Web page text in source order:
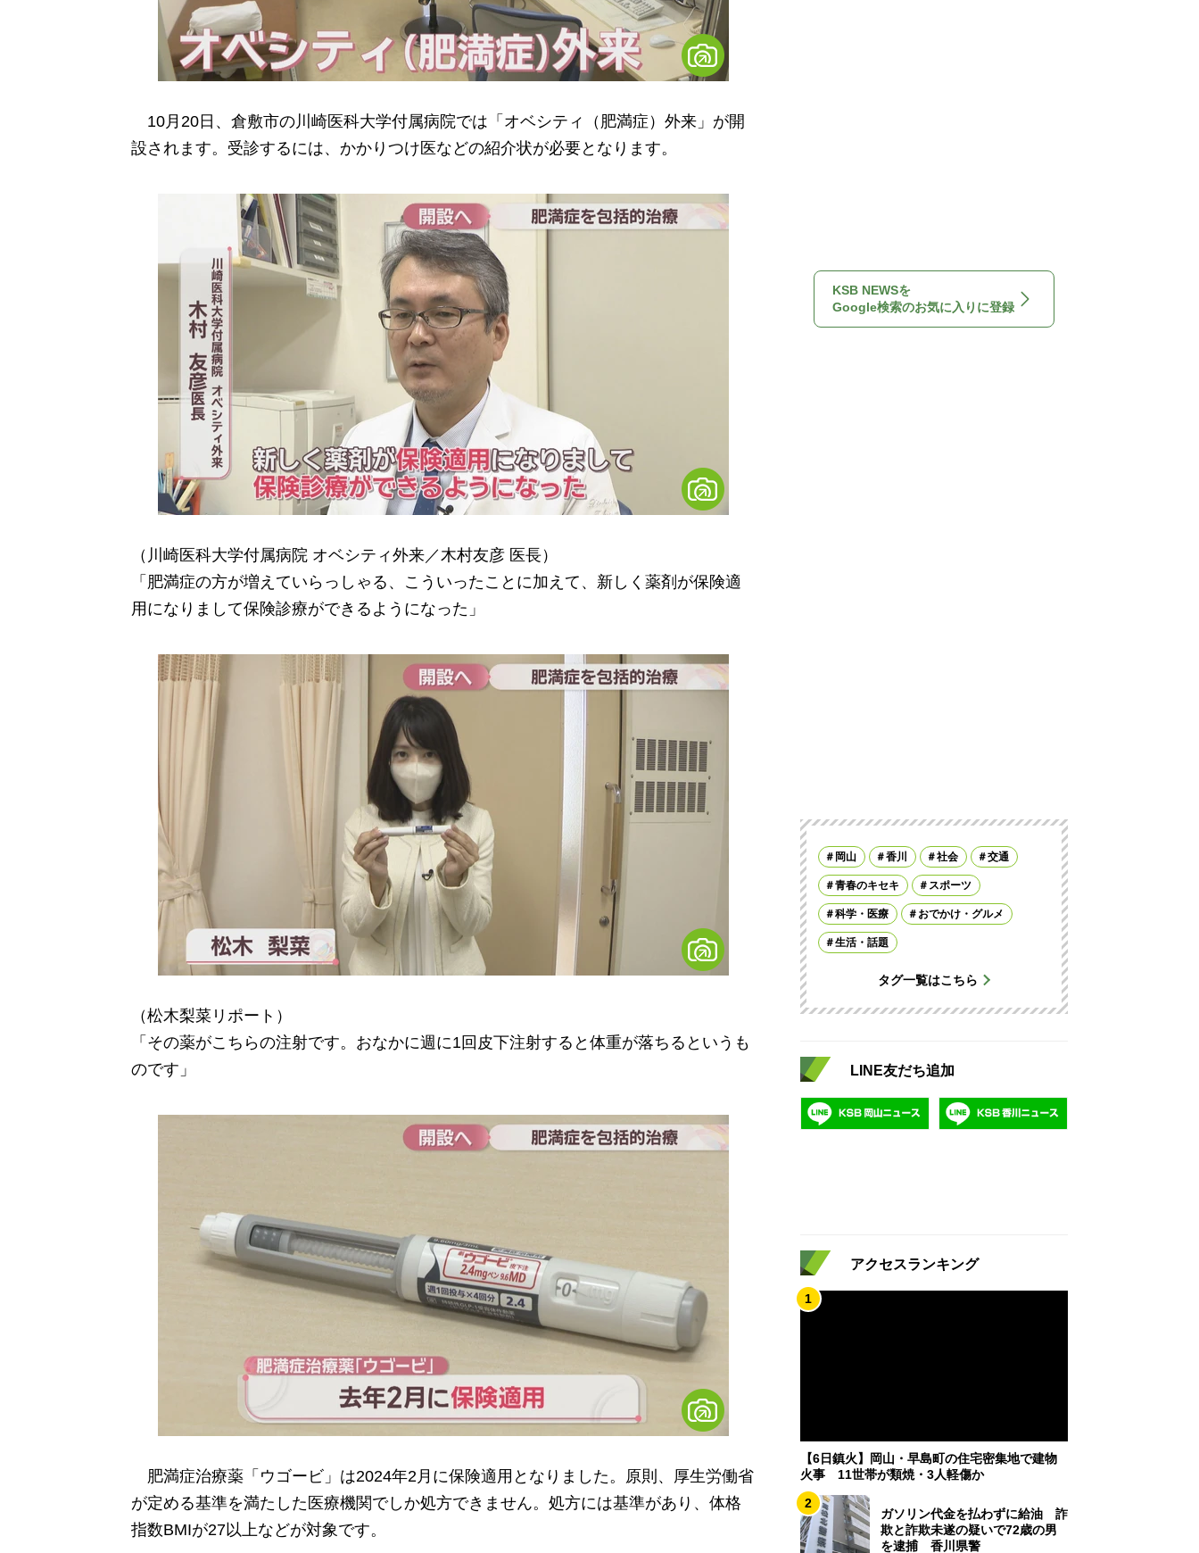
10月20日、倉敷市の川崎医科大学付属病院では「オベシティ（肥満症）外来」が開
設されます。受診するには、かかりつけ医などの紹介状が必要となります。
（川崎医科大学付属病院 オベシティ外来／木村友彦 医長）
「肥満症の方が増えていらっしゃる、こういったことに加えて、新しく薬剤が保険適
用になりまして保険診療ができるようになった」
（松木梨菜リポート）
「その薬がこちらの注射です。おなかに週に1回皮下注射すると体重が落ちるというも
のです」
肥満症治療薬「ウゴービ」は2024年2月に保険適用となりました。原則、厚生労働省
が定める基準を満たした医療機関でしか処方できません。処方には基準があり、体格
指数BMIが27以上などが対象です。
KSB NEWSを
Google検索のお気に入りに登録
岡山 香川 社会 交通
青春のキセキ スポーツ
科学・医療 おでかけ・グルメ
生活・話題
タグ一覧はこちら
LINE友だち追加
アクセスランキング
1
【6日鎮火】岡山・早島町の住宅密集地で建物
火事 11世帯が類焼・3人軽傷か
2
ガソリン代金を払わずに給油 詐
欺と詐欺未遂の疑いで72歳の男
を逮捕 香川県警